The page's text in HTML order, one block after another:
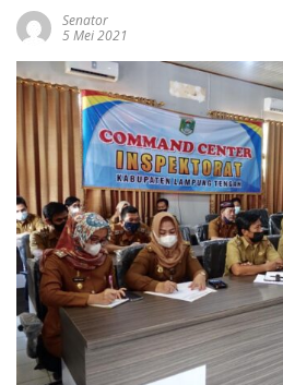
Senator
5 Mei 2021